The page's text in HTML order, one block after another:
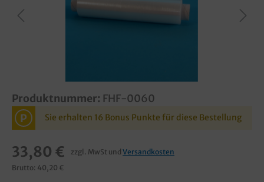
Produktnummer: FHF-0060
P Sie erhalten 16 Bonus Punkte für diese Bestellung
33,80 € zzgl. MwSt und Versandkosten
Brutto: 40,20 €